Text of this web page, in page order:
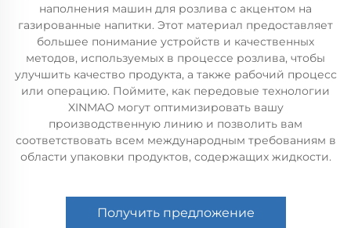
наполнения машин для розлива с акцентом на
газированные напитки. Этот материал предоставляет
большее понимание устройств и качественных
методов, используемых в процессе розлива, чтобы
улучшить качество продукта, а также рабочий процесс
или операцию. Поймите, как передовые технологии
XINMAO могут оптимизировать вашу
производственную линию и позволить вам
соответствовать всем международным требованиям в
области упаковки продуктов, содержащих жидкости.
Получить предложение